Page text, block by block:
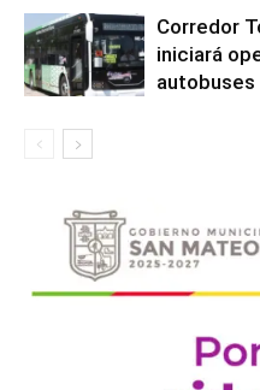
Corredor
iniciará